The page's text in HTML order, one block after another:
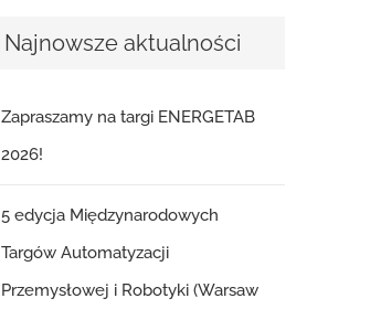
Najnowsze aktualności
Zapraszamy na targi ENERGETAB
2026!
5 edycja Międzynarodowych
Targów Automatyzacji
Przemysłowej i Robotyki (Warsaw